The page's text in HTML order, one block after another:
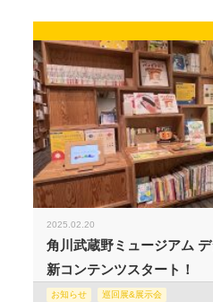
2025.02.20
角川武蔵野ミュージアム
新コンテンツスタート！
お知らせ 巡回展&展示会